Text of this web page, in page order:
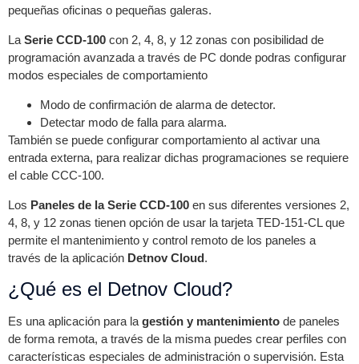
pequeñas oficinas o pequeñas galeras.
La Serie CCD-100 con 2, 4, 8, y 12 zonas con posibilidad de
programación avanzada a través de PC donde podras configurar
modos especiales de comportamiento
Modo de confirmación de alarma de detector.
Detectar modo de falla para alarma.
También se puede configurar comportamiento al activar una
entrada externa, para realizar dichas programaciones se requiere
el cable CCC-100.
Los Paneles de la Serie CCD-100 en sus diferentes versiones 2,
4, 8, y 12 zonas tienen opción de usar la tarjeta TED-151-CL que
permite el mantenimiento y control remoto de los paneles a
través de la aplicación Detnov Cloud.
¿Qué es el Detnov Cloud?
Es una aplicación para la gestión y mantenimiento de paneles
de forma remota, a través de la misma puedes crear perfiles con
características especiales de administración o supervisión. Esta